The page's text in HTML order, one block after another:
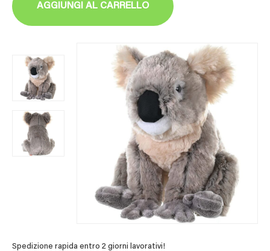
AGGIUNGI AL CARRELLO
Spedizione rapida entro 2 giorni lavorativi!